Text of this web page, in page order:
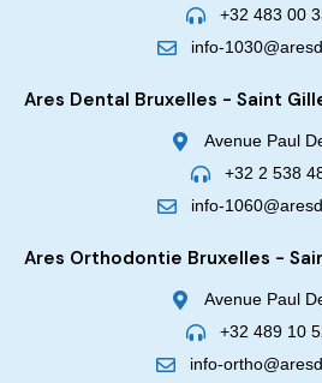
+32 483 00
info-
Ares Dental Bruxelles - Saint
Avenue Paul
+32 2 538
info-
Ares Orthodontie Bruxelles -
Avenue Paul
+32 489 10
info-